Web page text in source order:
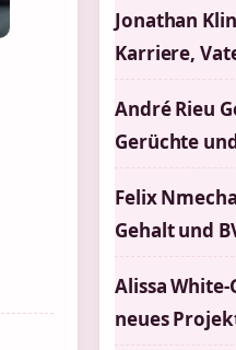
Jonathan
Karriere,
André Rieu
Gerüchte
Felix
Gehalt und
Alissa
neues